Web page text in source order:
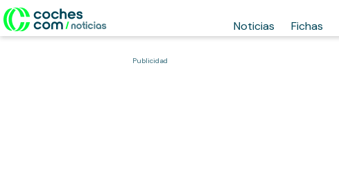
Noticias Fichas
Publicidad